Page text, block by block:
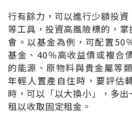
行有餘力，可以進行少額投
等工具，投資高風險標的，
會。以基金為例，可配置50
基金、40％高收益債或複合
的能源、原物料與貴金屬等
年輕人置產自住時，要評估
時，可以「以大換小」，多
租以收取固定租金。